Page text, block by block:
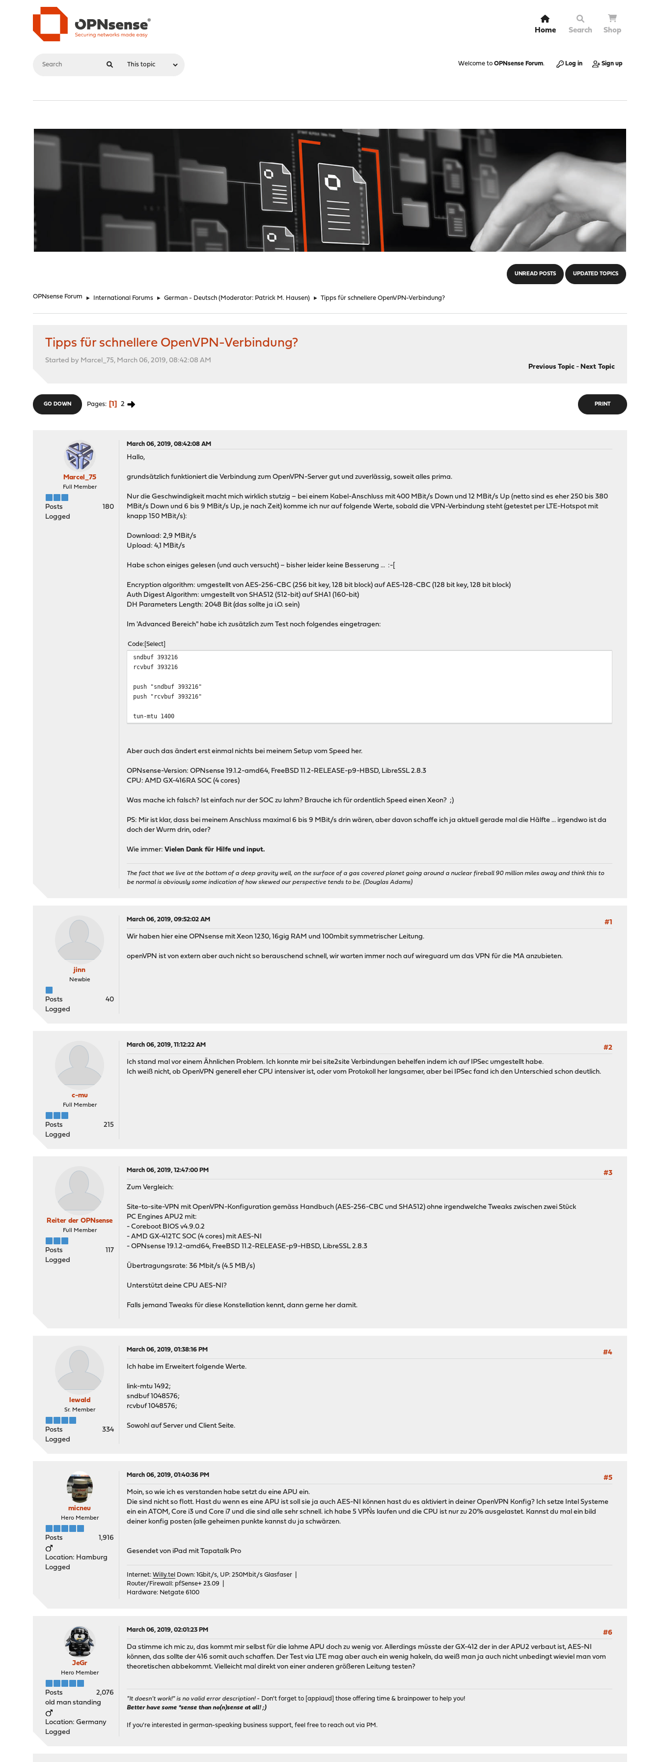
Home Search Shop
Welcome to OPNsense Forum. Log in Sign up
UNREAD POSTS UPDATED TOPICS
OPNsense Forum ► International Forums ► German - Deutsch (Moderator: Patrick M. Hausen) ► Tipps für schnellere OpenVPN-Verbindung?
Tipps für schnellere OpenVPN-Verbindung?
Started by Marcel_75, March 06, 2019, 08:42:08 AM
Previous Topic- Next Topic
PRINT
GO DOWN Pages 1 2
Marcel_75
Full Member
Posts
180
Logged
March 06, 2019, 08:42:08 AM
Hallo,
grundsätzlich funktioniert die Verbindung zum OpenVPN-Server gut und zuverlässig, soweit alles prima.
Nur die Geschwindigkeit macht mich wirklich stutzig – bei einem Kabel-Anschluss mit 400 MBit/s Down und 12 MBit/s Up (netto sind es eher 250 bis 380
MBit/s Down und 6 bis 9 MBit/s Up, je nach Zeit) komme ich nur auf folgende Werte, sobald die VPN-Verbindung steht (getestet per LTE-Hotspot mit
knapp 150 MBit/s):
Download: 2,9 MBit/s
Upload: 4,1 MBit/s
Habe schon einiges gelesen (und auch versucht) – bisher leider keine Besserung ... :-[
Encryption algorithm: umgestellt von AES-256-CBC (256 bit key, 128 bit block) auf AES-128-CBC (128 bit key, 128 bit block)
Auth Digest Algorithm: umgestellt von SHA512 (512-bit) auf SHA1 (160-bit)
DH Parameters Length: 2048 Bit (das sollte ja i.O. sein)
Im 'Advanced Bereich" habe ich zusätzlich zum Test noch folgendes eingetragen:
Code Select
sndbuf 393216
rcvbuf 393216
push "sndbuf 393216"
push "rcvbuf 393216"
tun-mtu 1400
Aber auch das ändert erst einmal nichts bei meinem Setup vom Speed her.
OPNsense-Version: OPNsense 19.1.2-amd64, FreeBSD 11.2-RELEASE-p9-HBSD, LibreSSL 2.8.3
CPU: AMD GX-416RA SOC (4 cores)
Was mache ich falsch? Ist einfach nur der SOC zu lahm? Brauche ich für ordentlich Speed einen Xeon? ;)
PS: Mir ist klar, dass bei meinem Anschluss maximal 6 bis 9 MBit/s drin wären, aber davon schaffe ich ja aktuell gerade mal die Hälfte ... irgendwo ist da
doch der Wurm drin, oder?
Wie immer:Vielen Dank für Hilfe und input.
The fact that we live at the bottom of a deep gravity well, on the surface of a gas covered planet going around a nuclear fireball 90 million miles away and think this to
be normal is obviously some indication of how skewed our perspective tends to be. (Douglas Adams)
jinn
Newbie
Posts
40
Logged
March 06, 2019, 09:52:02 AM
#1
Wir haben hier eine OPNsense mit Xeon 1230, 16gig RAM und 100mbit symmetrischer Leitung.
openVPN ist von extern aber auch nicht so berauschend schnell, wir warten immer noch auf wireguard um das VPN für die MA anzubieten.
c-mu
Full Member
Posts
215
Logged
March 06, 2019, 11:12:22 AM
#2
Ich stand mal vor einem Ähnlichen Problem. Ich konnte mir bei site2site Verbindungen behelfen indem ich auf IPSec umgestellt habe.
Ich weiß nicht, ob OpenVPN generell eher CPU intensiver ist, oder vom Protokoll her langsamer, aber bei IPSec fand ich den Unterschied schon deutlich.
Reiter der OPNsense
Full Member
Posts
117
Logged
March 06, 2019, 12:47:00 PM
#3
Zum Vergleich:
Site-to-site-VPN mit OpenVPN-Konfiguration gemäss Handbuch (AES-256-CBC und SHA512) ohne irgendwelche Tweaks zwischen zwei Stück
PC Engines APU2 mit:
- Coreboot BIOS v4.9.0.2
- AMD GX-412TC SOC (4 cores) mit AES-NI
- OPNsense 19.1.2-amd64, FreeBSD 11.2-RELEASE-p9-HBSD, LibreSSL 2.8.3
Übertragungsrate: 36 Mbit/s (4.5 MB/s)
Unterstützt deine CPU AES-NI?
Falls jemand Tweaks für diese Konstellation kennt, dann gerne her damit.
lewald
Sr. Member
Posts
334
Logged
March 06, 2019, 01:38:16 PM
#4
Ich habe im Erweitert folgende Werte.
link-mtu 1492;
sndbuf 1048576;
rcvbuf 1048576;
Sowohl auf Server und Client Seite.
micneu
Hero Member
Posts 1,916
Location: Hamburg
Logged
March 06, 2019, 01:40:36 PM
#5
Moin, so wie ich es verstanden habe setzt du eine APU ein.
Die sind nicht so flott. Hast du wenn es eine APU ist soll sie ja auch AES-NI können hast du es aktiviert in deiner OpenVPN Konfig? Ich setze Intel Systeme
ein ein ATOM, Core i3 und Core i7 und die sind alle sehr schnell. ich habe 5 VPŃs laufen und die CPU ist nur zu 20% ausgelastet. Kannst du mal ein bild
deiner konfig posten (alle geheimen punkte kannst du ja schwärzen.
Gesendet von iPad mit Tapatalk Pro
Internet:Willy.tel
Down: 1Gbit/s, UP: 250Mbit/s Glasfaser |
Router/Firewall: pfSense+ 23.09 |
Hardware: Netgate 6100
JeGr
Hero Member
Posts
2,076
old man standing
Location: Germany
Logged
March 06, 2019, 02:01:23 PM
#6
Da stimme ich mic zu, das kommt mir selbst für die lahme APU doch zu wenig vor. Allerdings müsste der GX-412 der in der APU2 verbaut ist, AES-NI
können, das sollte der 416 somit auch schaffen. Der Test via LTE mag aber auch ein wenig hakeln, da weiß man ja auch nicht unbedingt wieviel man vom
theoretischen abbekommt. Vielleicht mal direkt von einer anderen größeren Leitung testen?
"It doesn't work!" is no valid error description!- Don't forget to [applaud] those offering time & brainpower to help you!
Better have some *sense than no(n)sense at all! ;)
If you're interested in german-speaking business support, feel free to reach out via PM.